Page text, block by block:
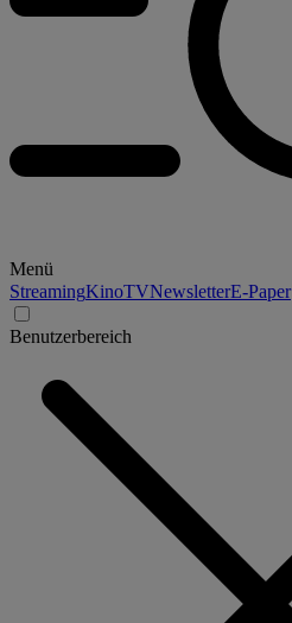
Menü
StreamingKinoTVNewsletterE-Paper
Benutzerbereich